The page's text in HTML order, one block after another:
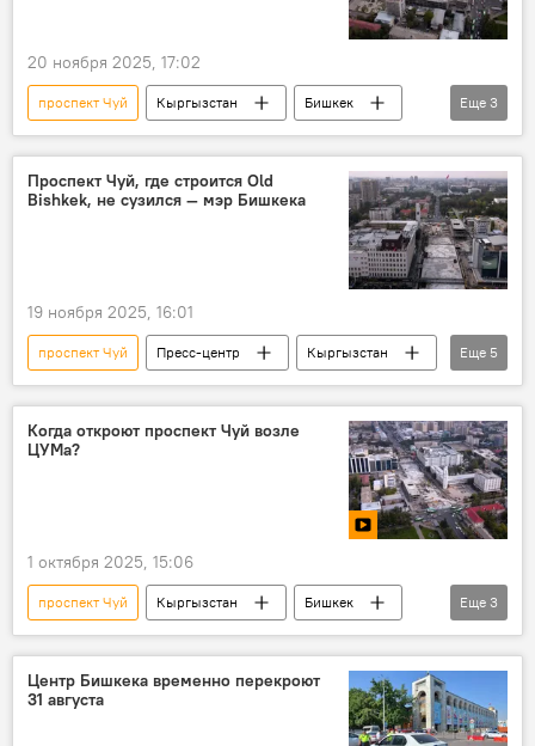
20 ноября 2025, 17:02
проспект Чуй Кыргызстан
Бишкек
реконструкция
строительство
мэрия
Еще 3
Проспект Чуй, где строится Old
Bishkek, не сузился — мэр Бишкека
19 ноября 2025, 16:01
проспект Чуй Пресс-центр
Кыргызстан
Бишкек
строительство
подземка
мэр
Айбек Джунушалиев
Еще 5
Когда откроют проспект Чуй возле
ЦУМа?
1 октября 2025, 15:06
проспект Чуй Кыргызстан
Бишкек
строительство
подземка видео
Еще 3
Центр Бишкека временно перекроют
31 августа